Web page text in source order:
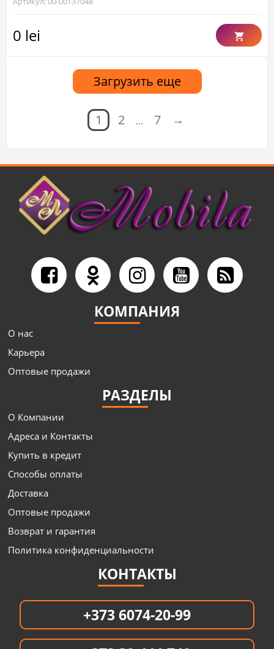
0 lei
Загрузить еще
1 2 ... 7 →
КОМПАНИЯ
О нас
Карьера
Оптовые продажи
РАЗДЕЛЫ
О Компании
Адреса и Контакты
Купить в кредит
Способы оплаты
Доставка
Оптовые продажи
Возврат и гарантия
Политика конфиденциальности
КОНТАКТЫ
+373 6074-20-99